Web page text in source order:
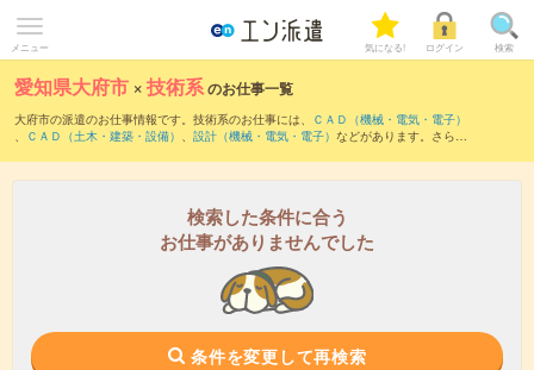
メニュー 気になる! ログイン 検索
愛知県大府市 ×技術系のお仕事一覧
大府市の派遣のお仕事情報です。技術系のお仕事には、
ＣＡＤ（機械・電気・電子）
、
ＣＡＤ（土木・建築・設備） 、 設計（機械・電気・電子） などがあります。さら
検索した条件に合う
お仕事がありませんでした
条件を変更して再検索